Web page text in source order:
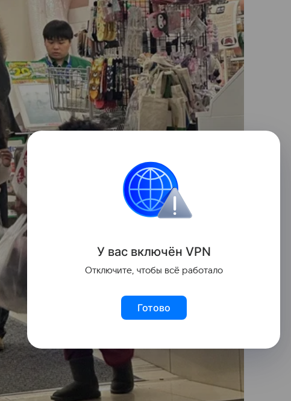
У вас включён VPN
Отключите, чтобы всё работало
Готово